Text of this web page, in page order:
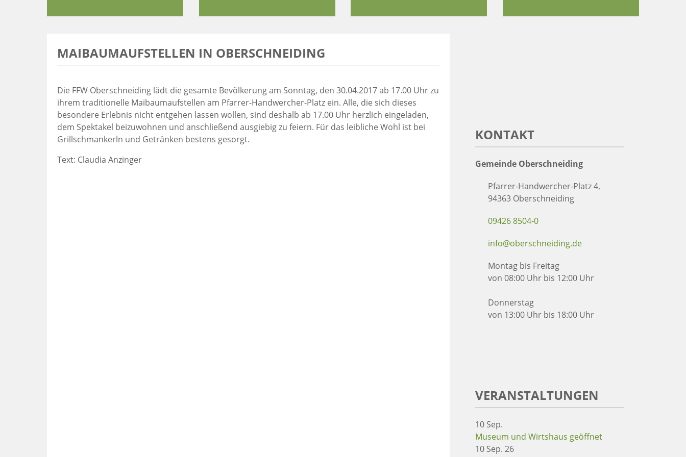
MAIBAUMAUFSTELLEN IN OBERSCHNEIDING
Die FFW Oberschneiding lädt die gesamte Bevölkerung am Sonntag, den 30.04.2017 ab 17.00 Uhr zu
ihrem traditionelle Maibaumaufstellen am Pfarrer-Handwercher-Platz ein. Alle, die sich dieses
besondere Erlebnis nicht entgehen lassen wollen, sind deshalb ab 17.00 Uhr herzlich eingeladen,
dem Spektakel beizuwohnen und anschließend ausgiebig zu feiern. Für das leibliche Wohl ist bei
Grillschmankerln und Getränken bestens gesorgt.
Text: Claudia Anzinger
KONTAKT
Gemeinde Oberschneiding
Pfarrer-Handwercher-Platz 4,
94363 Oberschneiding
09426 8504-0
info@oberschneiding.de
Montag bis Freitag
von 08:00 Uhr bis 12:00 Uhr
Donnerstag
von 13:00 Uhr bis 18:00 Uhr
VERANSTALTUNGEN
10 Sep.
Museum und Wirtshaus geöffnet
10 Sep. 26